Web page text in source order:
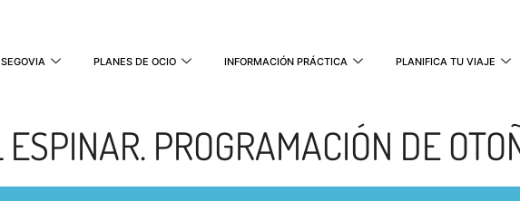
PLANES DE OCIO INFORMACIÓN PRÁCTICA PLANIFICA TU VIAJE
PROGRAMACIÓN DE